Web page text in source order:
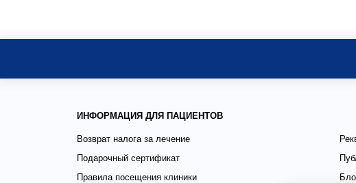
ИНФОРМАЦИЯ ДЛЯ ПАЦИЕНТОВ
Возврат налога за лечение
Подарочный сертификат
Правила посещения клиники